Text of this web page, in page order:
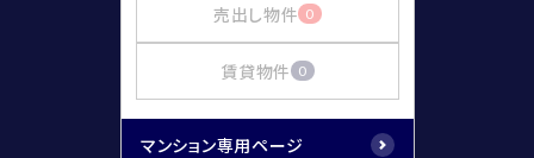
売出し物件 0
賃貸物件 0
マンション専用ページ